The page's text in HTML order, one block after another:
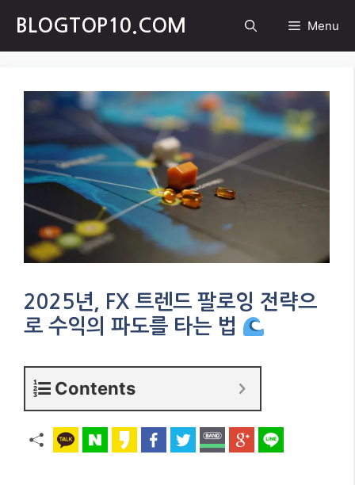
content
BLOGTOP10.COM Menu
2025년, FX 트렌드 팔로잉 전략으
로 수익의 파도를 타는 법
Contents